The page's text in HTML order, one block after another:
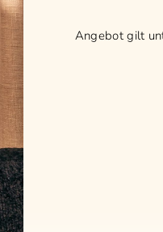
Angebot gilt